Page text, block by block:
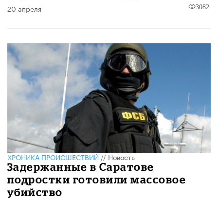
20 апреля 3082
ХРОНИКА ПРОИСШЕСТВИЙ//Новость
Задержанные в Саратове
подростки готовили массовое
убийство